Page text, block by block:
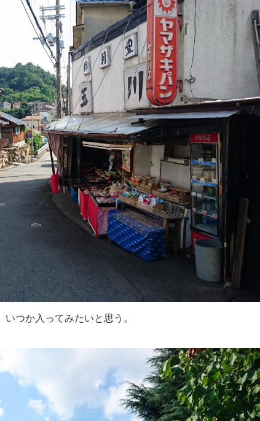
つか入ってみたいと思う。